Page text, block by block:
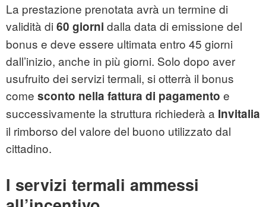
La prestazione prenotata avrà un termine di
validità di 60 giorni dalla data di emissione del
bonus e deve essere ultimata entro 45 giorni
dall’inizio, anche in più giorni. Solo dopo aver
usufruito dei servizi termali, si otterrà il bonus
come sconto nella fattura di pagamento e
successivamente la struttura richiederà a Invitalia
il rimborso del valore del buono utilizzato dal
cittadino.
I servizi termali ammessi